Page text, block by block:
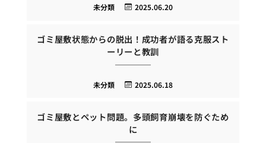
2025.06.20
未分類
ゴミ屋敷状態からの脱出！成功者が語る克服スト
ーリーと教訓
2025.06.18
未分類
ゴミ屋敷とペット問題。多頭飼育崩壊を防ぐため
に